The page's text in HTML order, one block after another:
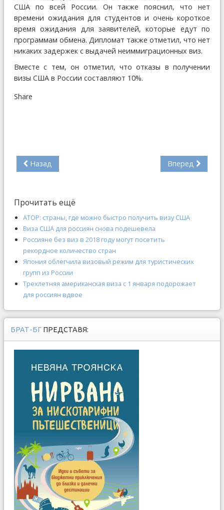
США по всей России. Он также пояснил, что нет
времени ожидания для студентов и очень короткое
время ожидания для заявителей, которые едут по
программам обмена. Дипломат также отметил, что нет
никаких задержек с выдачей неиммиграционных виз.
Вместе с тем, он отметил, что отказы в получении
визы США в России составляют 10%.
Share
Назад Вперед
Прочитать ещё
АТОР: страны, где можно быстро получить визу США
Виза США для россиян снова подешевела
Россияне без виз в 2018 году могут посетить
рекордное количество стран
Япония облегчила визовый режим для туристических
групп из России
Трехлетняя американская виза с 1 января подорожает
для россиян вдвое
БРАТ-БГ ПРЕДСТАВЯ: